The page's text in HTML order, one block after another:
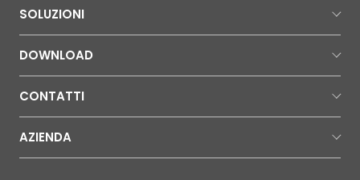
SOLUZIONI
DOWNLOAD
CONTATTI
AZIENDA